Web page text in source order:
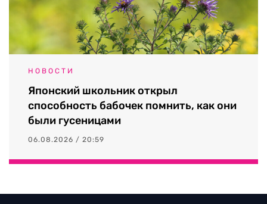
НОВОСТИ
Японский школьник открыл
способность бабочек помнить, как они
были гусеницами
06.08.2026 / 20:59